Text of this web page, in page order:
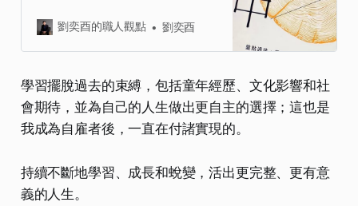
學，書中也結合了許多現代心理學的
劉奕酉的職人觀點 劉奕酉
學習擺脫過去的束縛，包括童年經歷、文化影響和社
會期待，並為自己的人生做出更自主的選擇；這也是
我成為自雇者後，一直在付諸實現的。
持續不斷地學習、成長和蛻變，活出更完整、更有意
義的人生。